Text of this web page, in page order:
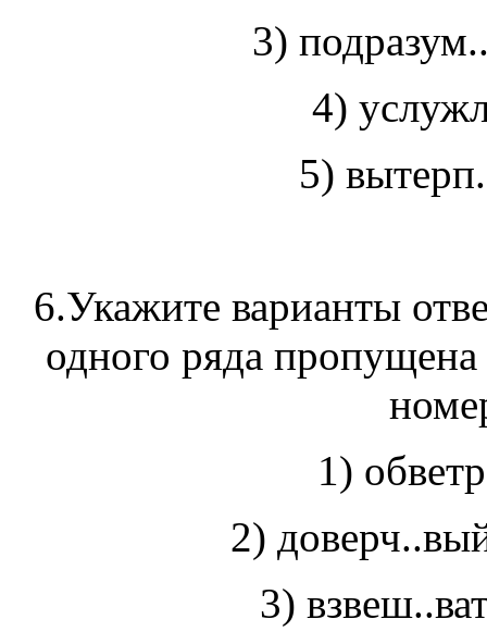
3)
4)
5)
6.Укажите варианты
одного ряда
1)
2)
3)